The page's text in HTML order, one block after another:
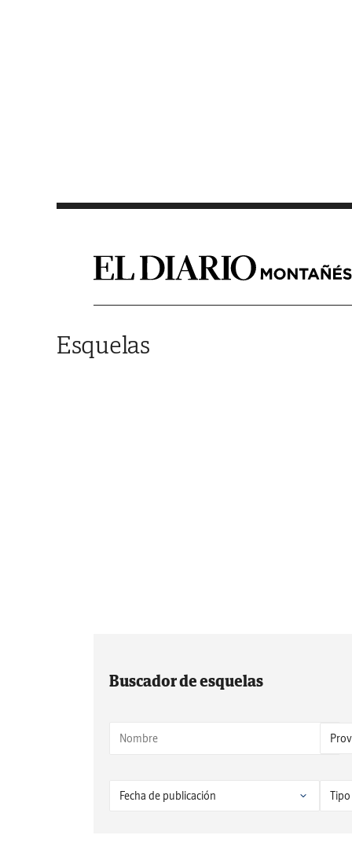
Esquelas
Buscador de esquelas